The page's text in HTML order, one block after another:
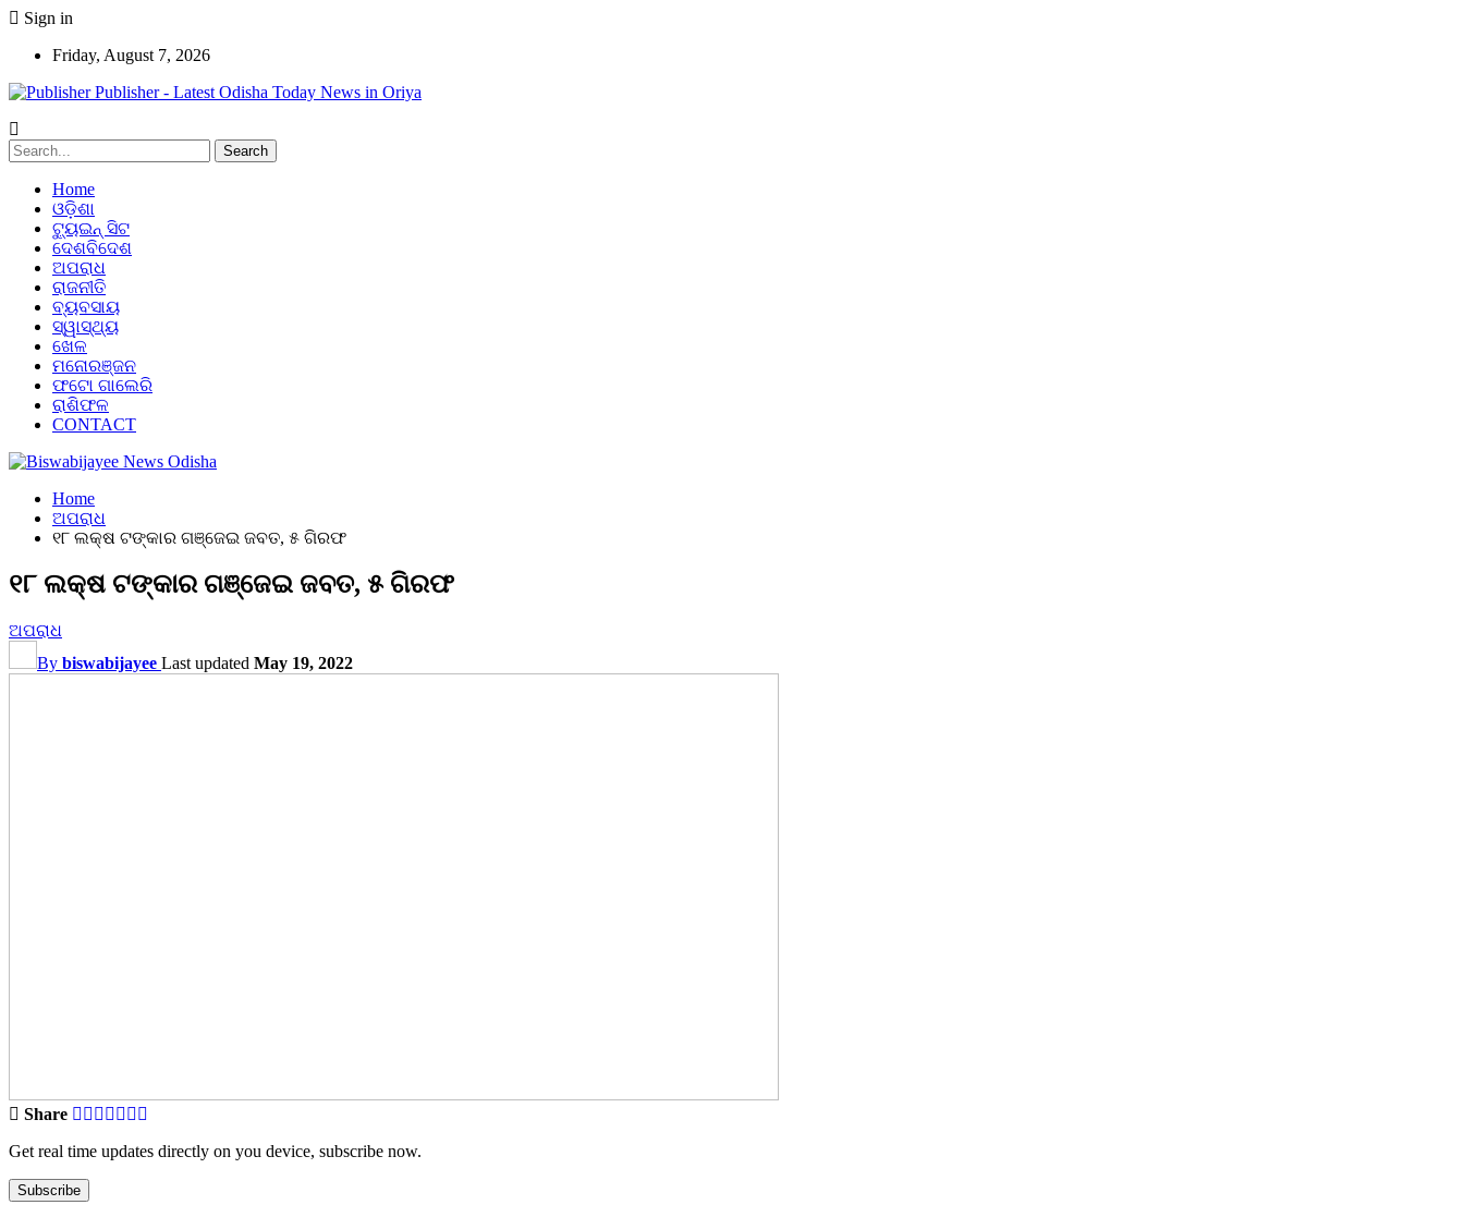
Sign in
Friday, August 7, 2026
Publisher - Latest Odisha Today News in Oriya
Home
ଓଡ଼ିଶା
ଟ୍ୟୁଇନ୍ ସିଟ
ଦେଶବିଦେଶ
ଅପରାଧ
ରାଜନୀତି
ବ୍ୟବସାୟ
ସ୍ୱାସ୍ଥ୍ୟ
ଖେଳ
ମନୋରଞ୍ଜନ
ଫଟୋ ଗାଲେରି
ରାଶିଫଳ
CONTACT
Home
ଅପରାଧ
୧୮ ଲକ୍ଷ ଟଙ୍କାର ଗଞ୍ଜେଇ ଜବତ, ୫ ଗିରଫ
୧୮ ଲକ୍ଷ ଟଙ୍କାର ଗଞ୍ଜେଇ ଜବତ, ୫ ଗିରଫ
ଅପରାଧ
By biswabijayee Last updated May 19, 2022
Share
Get real time updates directly on you device, subscribe now.
Subscribe